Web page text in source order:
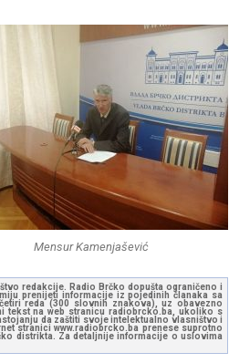
Mensur Kamenjašević
redakcije. Radio Brčko dopušta ograničeno i
prenijeti informacije iz pojedinih članaka sa
reda (300 slovnih znakova), uz obavezno
tekst na web stranicu radiobrcko.ba, ukoliko s
da zaštiti svoje intelektualno vlasništvo i
stranici www.radiobrcko.ba prenese suprotno
distrikta. Za detaljnije informacije o uslovima